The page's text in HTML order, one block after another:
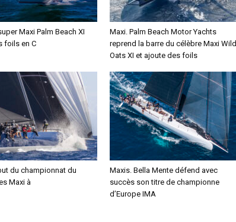
Maxi Palm Beach XI
foils en C
Maxi. Palm Beach Motor Yachts
reprend la barre du célèbre Maxi Wild
Oats XI et ajoute des foils
du championnat du
Maxi à
Maxis. Bella Mente défend avec
succès son titre de championne
d’Europe IMA